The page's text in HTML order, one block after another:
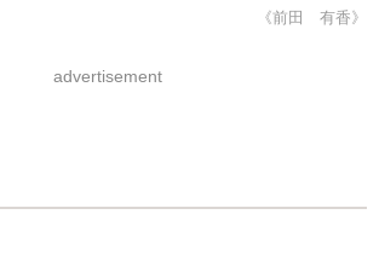
《前田 有香》
advertisement